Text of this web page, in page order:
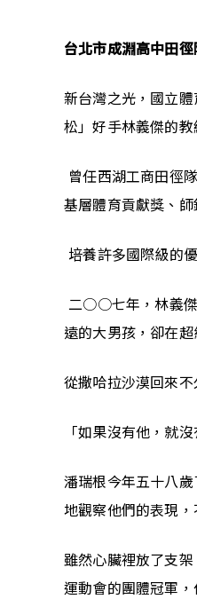
台北市成淵高中田
新台灣之光，國立
松」好手林義傑的
曾任西湖工商田徑
基層體育貢獻獎、師
培養許多國際級的
二○○七年，林義傑
遠的大男孩，卻在
從撒哈拉沙漠回來
「如果沒有他，就
潘瑞根今年五十八
地觀察他們的表現
雖然心臟裡放了支
運動會的團體冠軍